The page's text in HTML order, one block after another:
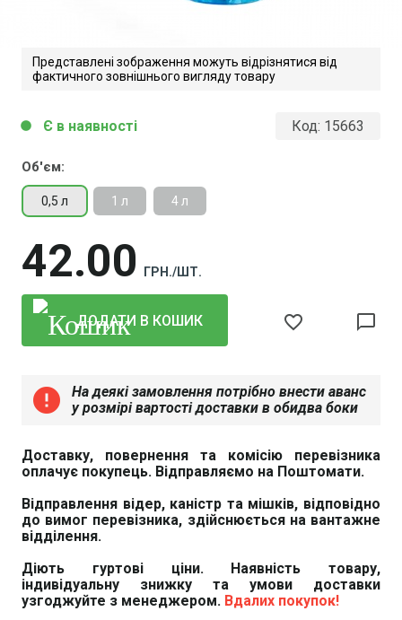
Представлені зображення можуть відрізнятися від
фактичного зовнішнього вигляду товару
Код: 15663
Об'єм:
0,5 л 1 л 4 л
42 00 ГРН./ШТ.
circle Є в наявності
ДОДАТИ В КОШИК favorite_border chat_bubble_outline
error
На деякі замовлення потрібно внести аванс
у розмірі вартості доставки в обидва боки
Доставку, повернення та комісію перевізника
оплачує покупець. Відправляємо на Поштомати.
Відправлення відер, каністр та мішків, відповідно
до вимог перевізника, здійснюється на вантажне
відділення.
Діють гуртові ціни. Наявність товару,
індивідуальну знижку та умови доставки
узгоджуйте з менеджером. Вдалих покупок!